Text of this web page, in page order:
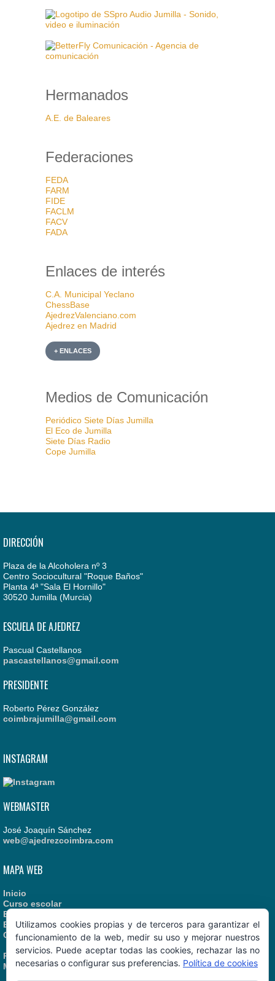
Hermanados
A.E. de Baleares
Federaciones
FEDA
FARM
FIDE
FACLM
FACV
FADA
Enlaces de interés
C.A. Municipal Yeclano
ChessBase
AjedrezValenciano.com
Ajedrez en Madrid
+ ENLACES
Medios de Comunicación
Periódico Siete Días Jumilla
El Eco de Jumilla
Siete Días Radio
Cope Jumilla
DIRECCIÓN
Plaza de la Alcoholera nº 3
Centro Sociocultural "Roque Baños"
Planta 4ª "Sala El Hornillo"
30520 Jumilla (Murcia)
ESCUELA DE AJEDREZ
Pascual Castellanos
pascastellanos@gmail.com
PRESIDENTE
Roberto Pérez González
coimbrajumilla@gmail.com
INSTAGRAM
WEBMASTER
José Joaquín Sánchez
web@ajedrezcoimbra.com
MAPA WEB
Inicio
Curso escolar
Estatutos
Enlaces recomendados
Contacto
Política de Cookies
Manual de Identidad
Utilizamos cookies propias y de terceros para garantizar el
funcionamiento de la web, medir su uso y mejorar nuestros
servicios. Puede aceptar todas las cookies, rechazar las no
necesarias o configurar sus preferencias. Política de cookies